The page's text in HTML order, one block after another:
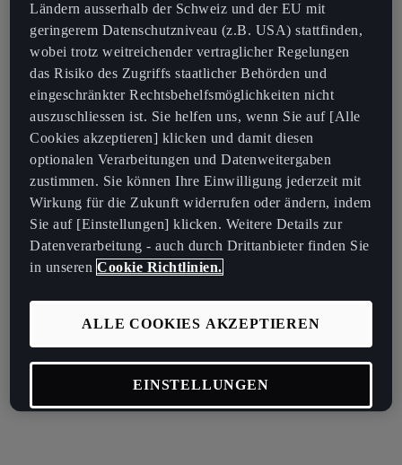
Ländern ausserhalb der Schweiz und der EU mit
geringerem Datenschutzniveau (z.B. USA) stattfinden,
wobei trotz weitreichender vertraglicher Regelungen
das Risiko des Zugriffs staatlicher Behörden und
eingeschränkter Rechtsbehelfsmöglichkeiten nicht
auszuschliessen ist. Sie helfen uns, wenn Sie auf [Alle
Cookies akzeptieren] klicken und damit diesen
optionalen Verarbeitungen und Datenweitergaben
zustimmen. Sie können Ihre Einwilligung jederzeit mit
Wirkung für die Zukunft widerrufen oder ändern, indem
Sie auf [Einstellungen] klicken. Weitere Details zur
Datenverarbeitung - auch durch Drittanbieter finden Sie
in unseren Cookie Richtlinien.
ALLE COOKIES AKZEPTIEREN
EINSTELLUNGEN